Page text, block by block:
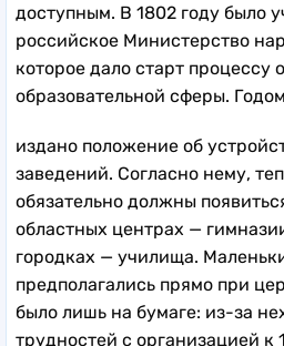
доступным. В 1802 году было
российское Министерство
которое дало старт процессу
образовательной сферы.
издано положение об
заведений. Согласно нему,
обязательно должны
областных центрах —
городках — училища.
предполагались прямо при
было лишь на бумаге: из-за
трудностей с организацией к